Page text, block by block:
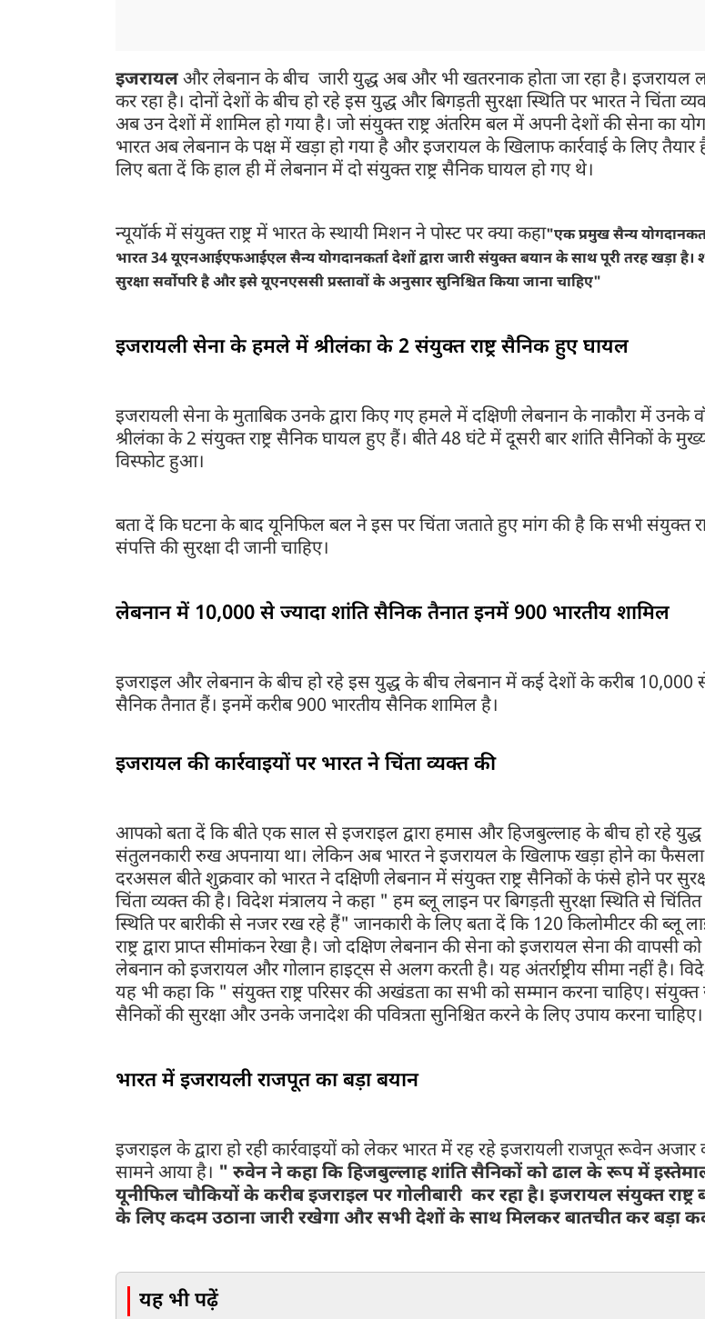
इजरायलऔर लेबनान के बीच जारी युद्ध अब और भी खतरनाक होता जा रहा है। इजरायल
कर रहा है। दोनों देशों के बीच हो रहे इस युद्ध और बिगड़ती सुरक्षा स्थिति पर भारत ने चिंता
अब उन देशों में शामिल हो गया है। जो संयुक्त राष्ट्र अंतरिम बल में अपनी देशों की सेना का
भारत अब लेबनान के पक्ष में खड़ा हो गया है और इजरायल के खिलाफ कार्रवाई के लिए तैयार
लिए बता दें कि हाल ही में लेबनान में दो संयुक्त राष्ट्र सैनिक घायल हो गए थे।
न्यूयॉर्क में संयुक्त राष्ट्र में भारत के स्थायी मिशन ने पोस्ट पर क्या कहा"एक प्रमुख सैन्य
भारत 34 यूएनआईएफआईएल सैन्य योगदानकर्ता देशों द्वारा जारी संयुक्त बयान के साथ पूरी तरह खड़ा है।
सुरक्षा सर्वोपरि है और इसे यूएनएससी प्रस्तावों के अनुसार सुनिश्चित किया जाना चाहिए"
इजरायली सेना के हमले में श्रीलंका के 2 संयुक्त राष्ट्र सैनिक हुए घायल
इजरायली सेना के मुताबिक उनके द्वारा किए गए हमले में दक्षिणी लेबनान के नाकौरा में उनके
श्रीलंका के 2 संयुक्त राष्ट्र सैनिक घायल हुए हैं। बीते 48 घंटे में दूसरी बार शांति सैनिकों के
विस्फोट हुआ।
बता दें कि घटना के बाद यूनिफिल बल ने इस पर चिंता जताते हुए मांग की है कि सभी संयुक्त
संपत्ति की सुरक्षा दी जानी चाहिए।
लेबनान में 10,000 से ज्यादा शांति सैनिक तैनात इनमें 900 भारतीय शामिल
इजराइल और लेबनान के बीच हो रहे इस युद्ध के बीच लेबनान में कई देशों के करीब 10,000 से
सैनिक तैनात हैं। इनमें करीब 900 भारतीय सैनिक शामिल है।
इजरायल की कार्रवाइयों पर भारत ने चिंता व्यक्त की
आपको बता दें कि बीते एक साल से इजराइल द्वारा हमास और हिजबुल्लाह के बीच हो रहे
संतुलनकारी रुख अपनाया था। लेकिन अब भारत ने इजरायल के खिलाफ खड़ा होने का फैसला
दरअसल बीते शुक्रवार को भारत ने दक्षिणी लेबनान में संयुक्त राष्ट्र सैनिकों के फंसे होने पर
चिंता व्यक्त की है। विदेश मंत्रालय ने कहा " हम ब्लू लाइन पर बिगड़ती सुरक्षा स्थिति से
स्थिति पर बारीकी से नजर रख रहे हैं" जानकारी के लिए बता दें कि 120 किलोमीटर की ब्लू
राष्ट्र द्वारा प्राप्त सीमांकन रेखा है। जो दक्षिण लेबनान की सेना को इजरायल सेना की वापसी
लेबनान को इजरायल और गोलान हाइट्स से अलग करती है। यह अंतर्राष्ट्रीय सीमा नहीं है।
यह भी कहा कि " संयुक्त राष्ट्र परिसर की अखंडता का सभी को सम्मान करना चाहिए। संयुक्त
सैनिकों की सुरक्षा और उनके जनादेश की पवित्रता सुनिश्चित करने के लिए उपाय करना चाहिए।
भारत में इजरायली राजपूत का बड़ा बयान
इजराइल के द्वारा हो रही कार्रवाइयों को लेकर भारत में रह रहे इजरायली राजपूत रूवेन अजार
सामने आया है। " रुवेन ने कहा कि हिजबुल्लाह शांति सैनिकों को ढाल के रूप में
यूनीफिल चौकियों के करीब इजराइल पर गोलीबारी कर रहा है। इजरायल संयुक्त राष्ट्र
के लिए कदम उठाना जारी रखेगा और सभी देशों के साथ मिलकर बातचीत कर बड़ा
यह भी पढ़ें